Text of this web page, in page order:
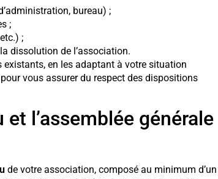
bureau) ;
;
;
dissolution de l’association.
existants, en les adaptant à votre situation
vous assurer du respect des dispositions
l’assemblée générale
de votre association, composé au minimum d’un